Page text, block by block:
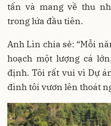
tấn và mang về thu
trong lứa đầu tiên.
Anh Lìn chia sẻ: “Mỗi
hoạch một lượng cá
định. Tôi rất vui vì Dự
đình tôi vươn lên thoát